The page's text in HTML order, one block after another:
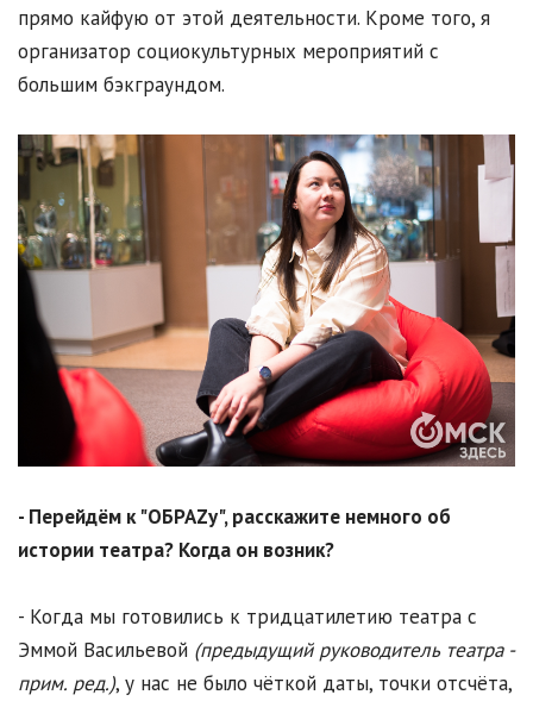
прямо кайфую от этой деятельности. Кроме того, я
организатор социокультурных мероприятий с
большим бэкграундом.
- Перейдём к "ОБРАZу", расскажите немного об
истории театра? Когда он возник?
- Когда мы готовились к тридцатилетию театра с
Эммой Васильевой (предыдущий руководитель театра -
прим. ред.), у нас не было чёткой даты, точки отсчёта,